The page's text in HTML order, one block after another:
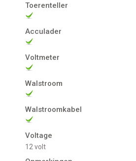
Toerenteller
Acculader
Voltmeter
Walstroom
Walstroomkabel
Voltage
12 volt